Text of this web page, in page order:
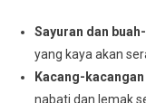
Sayuran dan
yang kaya akan
Kacang-
nabati dan lemak